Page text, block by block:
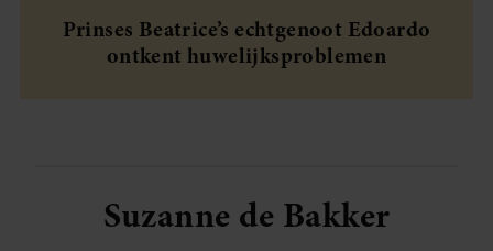
Prinses Beatrice’s echtgenoot Edoardo
ontkent huwelijksproblemen
Suzanne de Bakker